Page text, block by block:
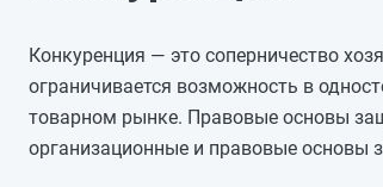
Конкуренция — это соперничество
ограничивается возможность в
товарном рынке. Правовые основы
организационные и правовые основы